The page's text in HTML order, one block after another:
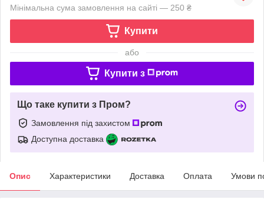
Мінімальна сума замовлення на сайті — 250 ₴
Купити
або
Купити з
Що таке купити з Пром?
Замовлення під захистом
Доступна доставка
Опис Характеристики Доставка Оплата Умови